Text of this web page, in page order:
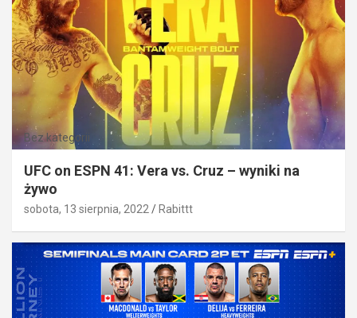
Bez kategorii
UFC on ESPN 41: Vera vs. Cruz – wyniki na
żywo
sobota, 13 sierpnia, 2022 Rabittt